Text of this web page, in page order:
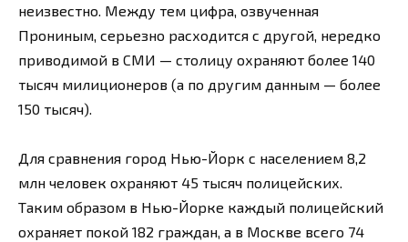
неизвестно. Между тем цифра, озвученная
Прониным, серьезно расходится с другой, нередко
приводимой в СМИ — столицу охраняют более 140
тысяч милиционеров (а по другим данным — более
150 тысяч).
Для сравнения город Нью-Йорк с населением 8,2
млн человек охраняют 45 тысяч полицейских.
Таким образом в Нью-Йорке каждый полицейский
охраняет покой 182 граждан, а в Москве всего 74